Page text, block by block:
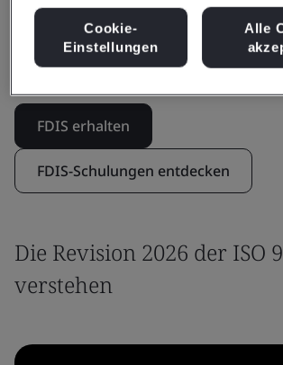
unterstützen und bietet fundierte
praktische Anleitungen, damit Sie sich
9001:2026 vorbereiten können.
FDIS erhalten
FDIS-Schulungen entdecken
Die Revision 2026 der ISO
verstehen
Cookie-
Einstellungen
Alle